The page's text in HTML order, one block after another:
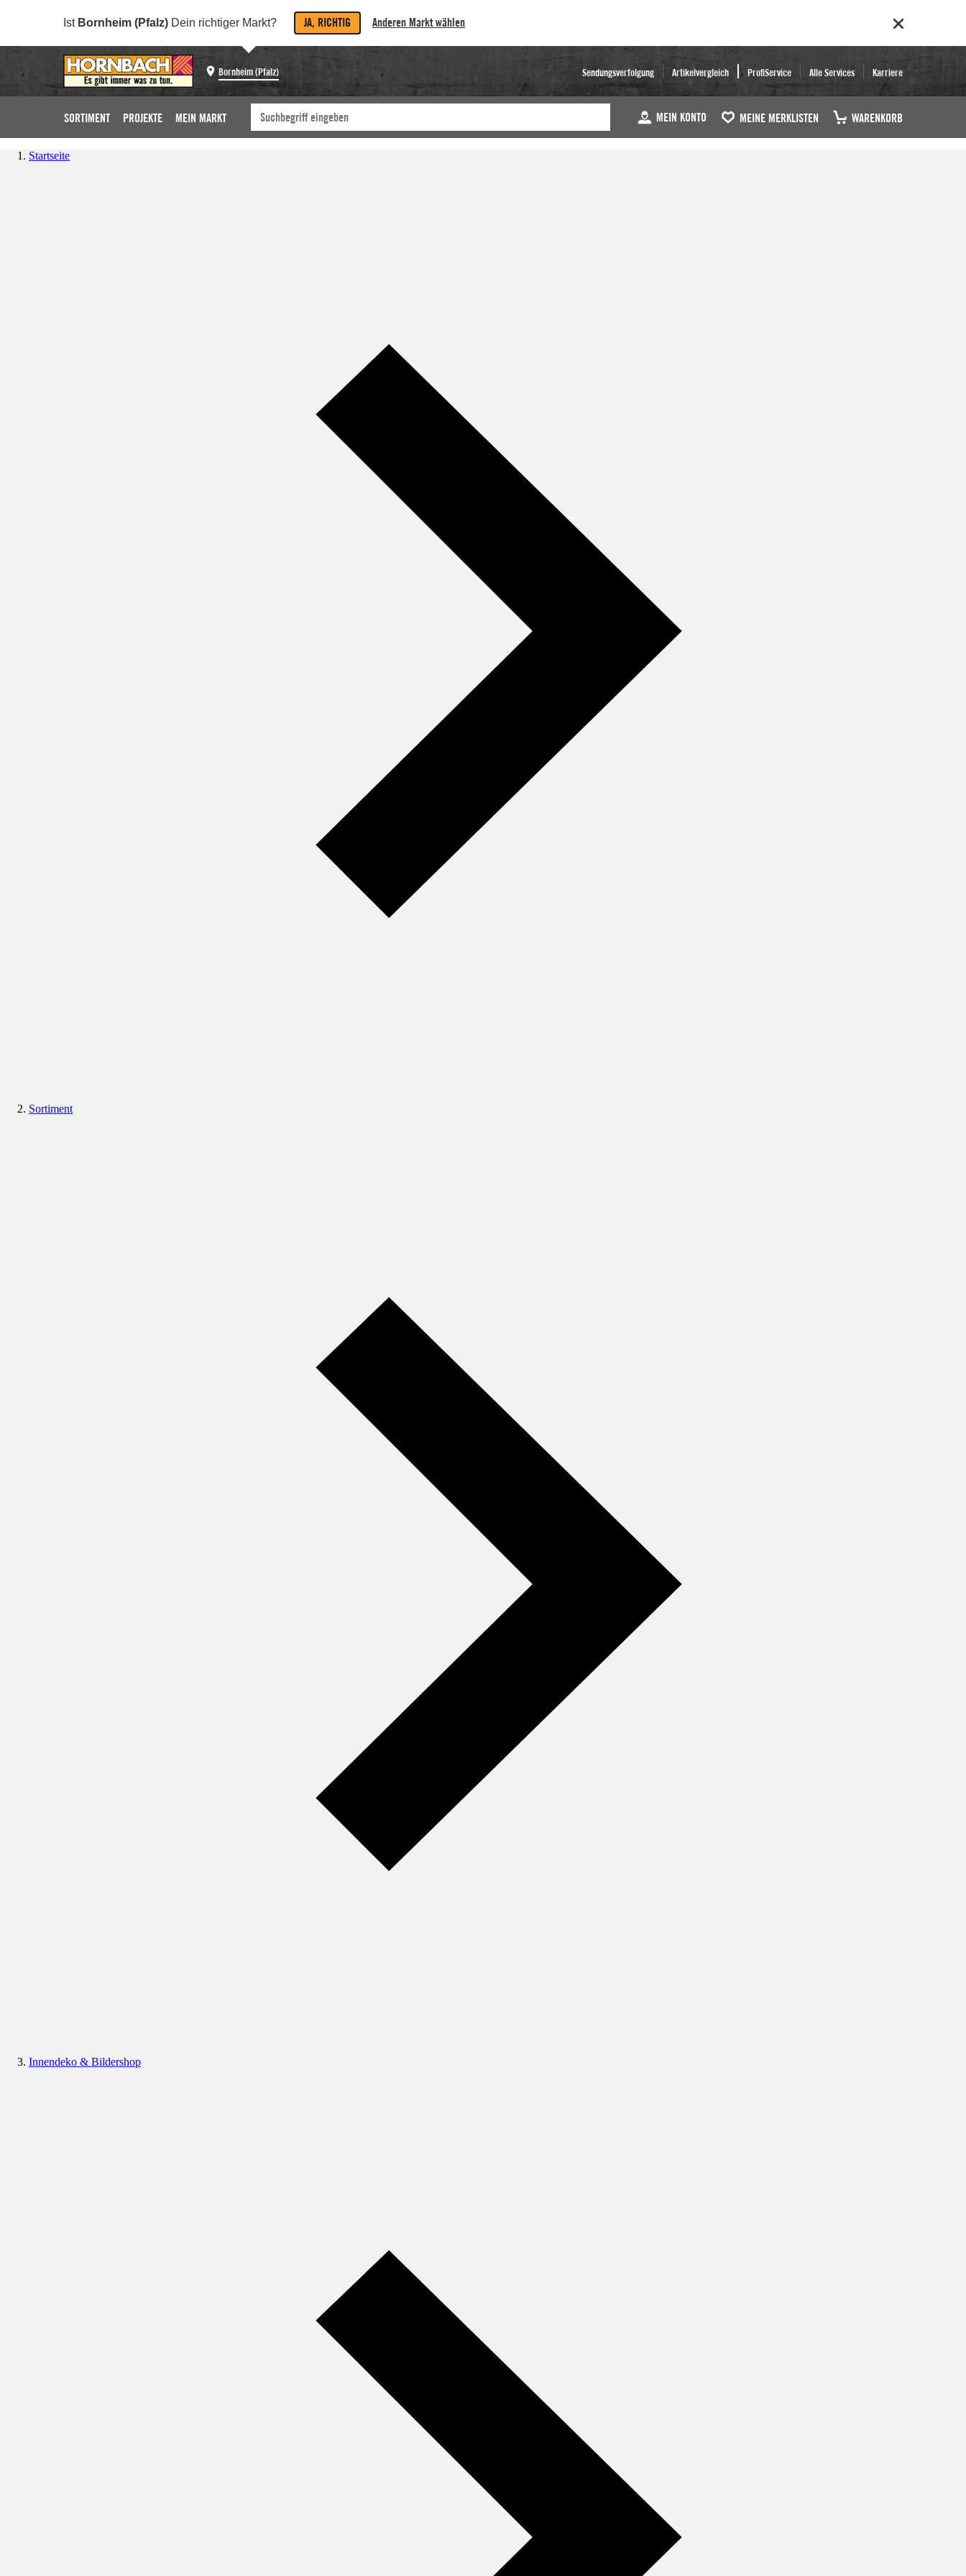
Ist Bornheim (Pfalz) Dein richtiger Markt? JA, RICHTIG Anderen Markt wählen
Bornheim (Pfalz) Sendungsverfolgung Artikelvergleich ProfiService Alle Services Karriere
SORTIMENT PROJEKTE MEIN MARKT MEIN KONTO MEINE MERKLISTEN WARENKORB
Startseite
Sortiment
Innendeko & Bildershop